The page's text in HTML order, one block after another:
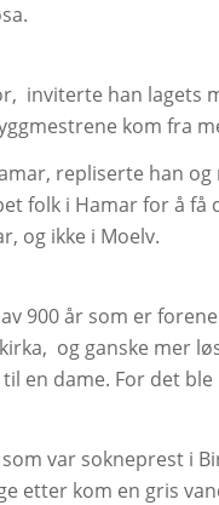
inviterte han lagets
kom fra
repliserte han
folk i Hamar for å
og ikke i Moelv.
900 år som er
og ganske mer
en dame. For det
var sokneprest i
etter kom en gris